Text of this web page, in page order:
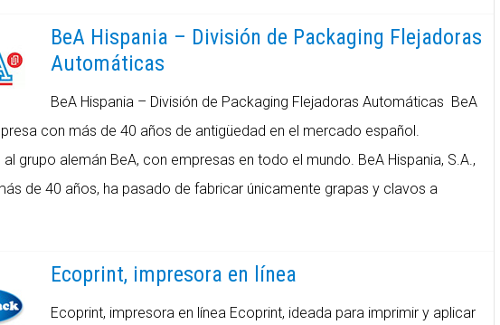
BeA Hispania – División de Packaging Flejadoras
Automáticas
BeA Hispania – División de Packaging Flejadoras Automáticas BeA
con más de 40 años de antigüedad en el mercado español.
grupo alemán BeA, con empresas en todo el mundo. BeA Hispania, S.A.,
de 40 años, ha pasado de fabricar únicamente grapas y clavos a
Ecoprint, impresora en línea
Ecoprint, impresora en línea Ecoprint, ideada para imprimir y aplicar